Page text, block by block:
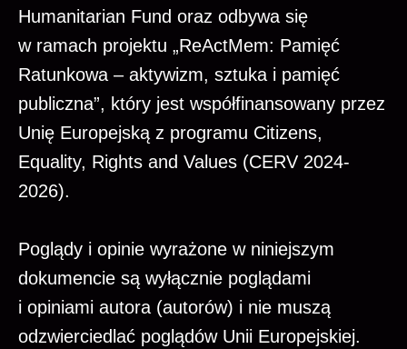
Humanitarian Fund oraz odbywa się
w ramach projektu „ReActMem: Pamięć
Ratunkowa – aktywizm, sztuka i pamięć
publiczna”, który jest współfinansowany przez
Unię Europejską z programu Citizens,
Equality, Rights and Values (CERV 2024-
2026).
Poglądy i opinie wyrażone w niniejszym
dokumencie są wyłącznie poglądami
i opiniami autora (autorów) i nie muszą
odzwierciedlać poglądów Unii Europejskiej.